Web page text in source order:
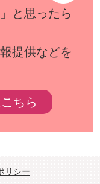
と思ったら
提供などを
ちら
リシー